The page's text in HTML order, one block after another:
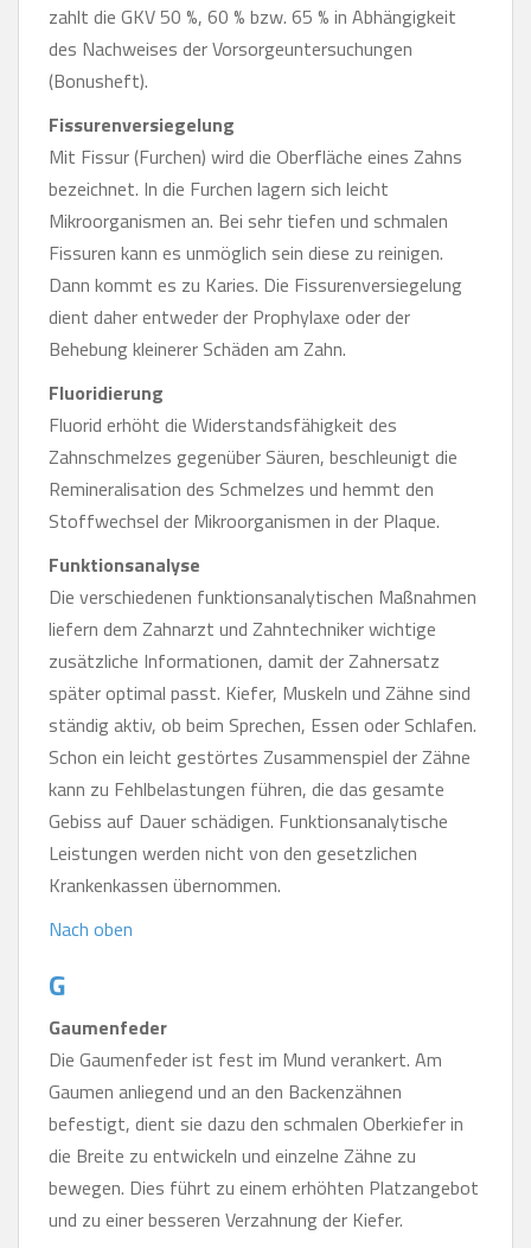
zahlt die GKV 50 %, 60 % bzw. 65 % in Abhängigkeit
des Nachweises der Vorsorgeuntersuchungen
(Bonusheft).
Fissurenversiegelung
Mit Fissur (Furchen) wird die Oberfläche eines Zahns
bezeichnet. In die Furchen lagern sich leicht
Mikroorganismen an. Bei sehr tiefen und schmalen
Fissuren kann es unmöglich sein diese zu reinigen.
Dann kommt es zu Karies. Die Fissurenversiegelung
dient daher entweder der Prophylaxe oder der
Behebung kleinerer Schäden am Zahn.
Fluoridierung
Fluorid erhöht die Widerstandsfähigkeit des
Zahnschmelzes gegenüber Säuren, beschleunigt die
Remineralisation des Schmelzes und hemmt den
Stoffwechsel der Mikroorganismen in der Plaque.
Funktionsanalyse
Die verschiedenen funktionsanalytischen Maßnahmen
liefern dem Zahnarzt und Zahntechniker wichtige
zusätzliche Informationen, damit der Zahnersatz
später optimal passt. Kiefer, Muskeln und Zähne sind
ständig aktiv, ob beim Sprechen, Essen oder Schlafen.
Schon ein leicht gestörtes Zusammenspiel der Zähne
kann zu Fehlbelastungen führen, die das gesamte
Gebiss auf Dauer schädigen. Funktionsanalytische
Leistungen werden nicht von den gesetzlichen
Krankenkassen übernommen.
Nach oben
G
Gaumenfeder
Die Gaumenfeder ist fest im Mund verankert. Am
Gaumen anliegend und an den Backenzähnen
befestigt, dient sie dazu den schmalen Oberkiefer in
die Breite zu entwickeln und einzelne Zähne zu
bewegen. Dies führt zu einem erhöhten Platzangebot
und zu einer besseren Verzahnung der Kiefer.